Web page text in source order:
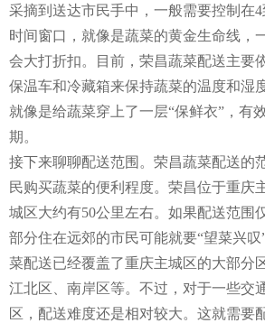
采摘到送达市民手中，一般需要控制在
时间窗口，就像是蔬菜的黄金生命线，
会大打折扣。目前，荣昌蔬菜配送主要
保温车和冷藏箱来保持蔬菜的温度和湿
就像是给蔬菜穿上了一层“保鲜衣”，有
期。
接下来聊聊配送范围。荣昌蔬菜配送的
民购买蔬菜的便利程度。荣昌位于重庆
城区大约有50公里左右。如果配送范围
部分住在远郊的市民可能就要“望菜兴
菜配送已经覆盖了重庆主城区的大部分
江北区、南岸区等。不过，对于一些交
区，配送难度还是相对较大。这就需要